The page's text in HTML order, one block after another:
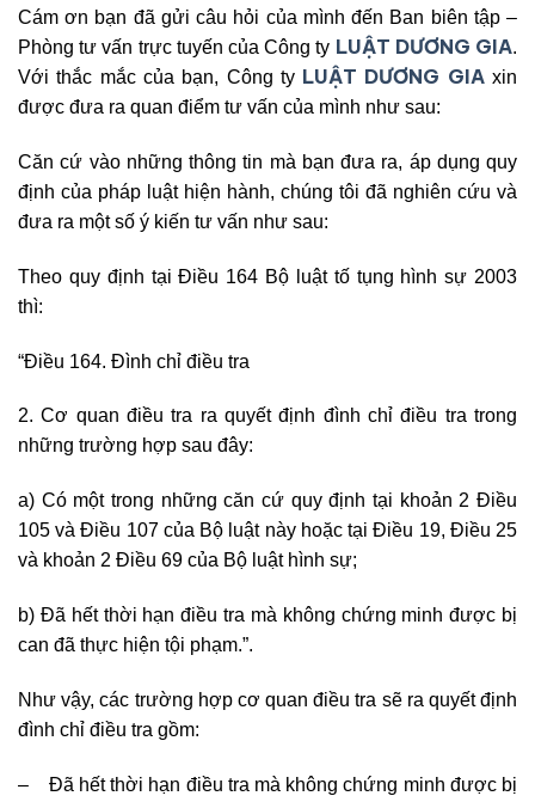
Cám ơn bạn đã gửi câu hỏi của mình đến Ban biên tập –
Phòng tư vấn trực tuyến của Công ty LUẬT DƯƠNG GIA.
Với thắc mắc của bạn, Công ty LUẬT DƯƠNG GIAxin
được đưa ra quan điểm tư vấn của mình như sau:
Căn cứ vào những thông tin mà bạn đưa ra, áp dụng quy
định của pháp luật hiện hành, chúng tôi đã nghiên cứu và
đưa ra một số ý kiến tư vấn như sau:
Theo quy định tại Điều 164 Bộ luật tố tụng hình sự 2003
thì:
“Điều 164. Đình chỉ điều tra
2. Cơ quan điều tra ra quyết định đình chỉ điều tra trong
những trường hợp sau đây:
a) Có một trong những căn cứ quy định tại khoản 2 Điều
105 và Điều 107 của Bộ luật này hoặc tại Điều 19, Điều 25
và khoản 2 Điều 69 của Bộ luật hình sự;
b) Đã hết thời hạn điều tra mà không chứng minh được bị
can đã thực hiện tội phạm.”.
Như vậy, các trường hợp cơ quan điều tra sẽ ra quyết định
đình chỉ điều tra gồm:
– Đã hết thời hạn điều tra mà không chứng minh được bị